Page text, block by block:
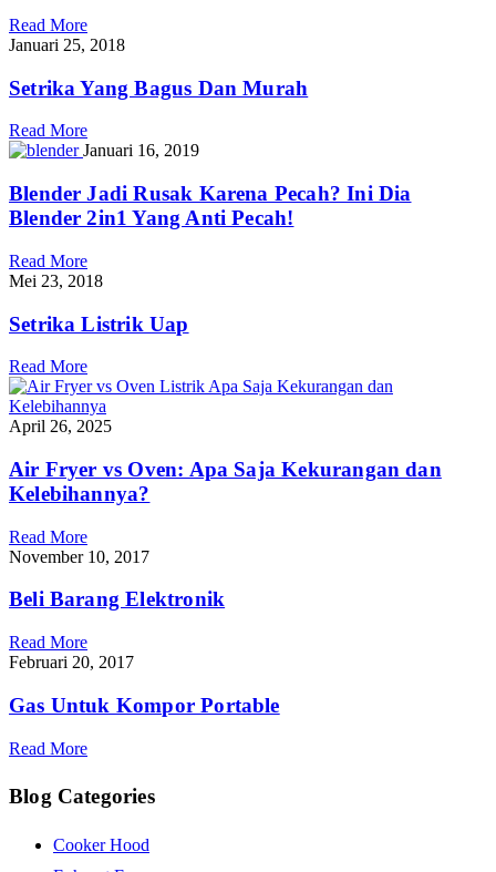
Read More
Januari 25, 2018
Setrika Yang Bagus Dan Murah
Read More
Januari 16, 2019
Blender Jadi Rusak Karena Pecah? Ini Dia
Blender 2in1 Yang Anti Pecah!
Read More
Mei 23, 2018
Setrika Listrik Uap
Read More
April 26, 2025
Air Fryer vs Oven: Apa Saja Kekurangan dan
Kelebihannya?
Read More
November 10, 2017
Beli Barang Elektronik
Read More
Februari 20, 2017
Gas Untuk Kompor Portable
Read More
Blog Categories
Cooker Hood